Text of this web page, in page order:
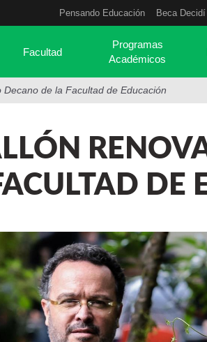
Pensando Educación Beca
Facultad
Programas
Académicos
de la Facultad de Educación
DE